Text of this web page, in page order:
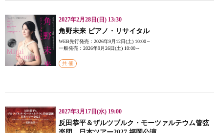
2027年2月28日(日) 13:30
角野未来 ピアノ・リサイタル
WEB先行発売：2026年9月12日(土) 10:00～
一般発売：2026年9月26日(土) 10:00～
共 催
2027年3月17日(水) 19:00
反田恭平＆ザルツブルク・モーツァルテウム管弦